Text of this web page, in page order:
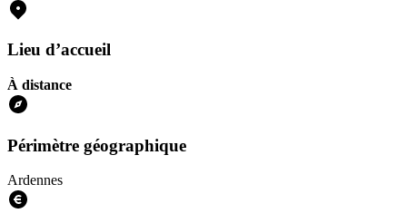
Lieu d’accueil
À distance
Périmètre géographique
Ardennes